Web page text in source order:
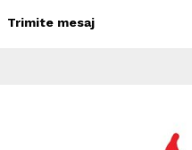
Trimite mesaj